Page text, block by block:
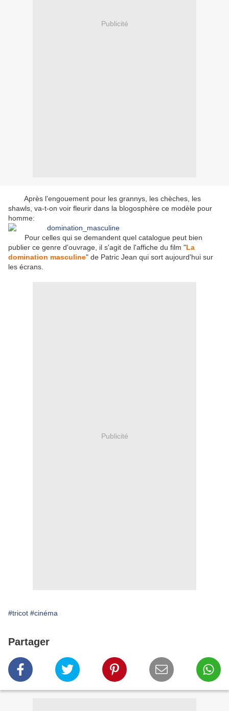
Publicité
Après l'engouement pour les grannys, les chèches, les
shawls, va-t-on voir fleurir dans la blogosphère ce modèle pour
homme:
Pour celles qui se demandent quel catalogue peut bien
publier ce genre d'ouvrage, il s'agit de l'affiche du film "La
domination masculine" de Patric Jean qui sort aujourd'hui sur
les écrans.
Publicité
#tricot #cinéma
Partager